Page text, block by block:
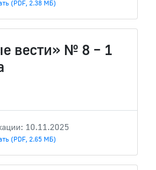
(PDF, 2.38 МБ)
вести» № 8 – 1
10.11.2025
(PDF, 2.65 МБ)